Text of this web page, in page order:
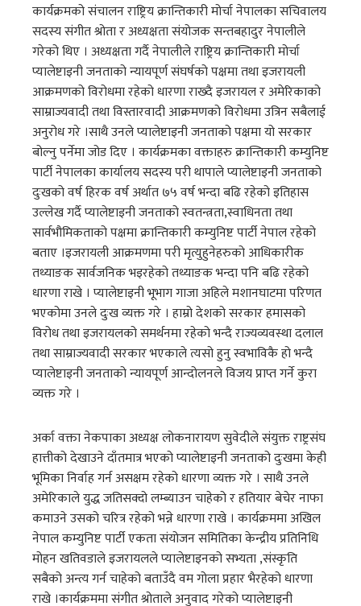
कार्यक्रमको संचालन राष्ट्रिय क्रान्तिकारी मोर्चा नेपालका सचिवालय
सदस्य संगीत श्रोता र अध्यक्षता संयोजक सन्तबहादुर नेपालीले
गरेको थिए । अध्यक्षता गर्दै नेपालीले राष्ट्रिय क्रान्तिकारी मोर्चा
प्यालेष्टाइनी जनताको न्यायपूर्ण संघर्षको पक्षमा तथा इजरायली
आक्रमणको विरोधमा रहेको धारणा राख्दै इजरायल र अमेरिकाको
साम्राज्यवादी तथा विस्तारवादी आक्रमणको विरोधमा उत्रिन सबैलाई
अनुरोध गरे ।साथै उनले प्यालेष्टाइनी जनताको पक्षमा यो सरकार
बोल्नु पर्नेमा जोड दिए । कार्यक्रमका वक्ताहरु क्रान्तिकारी कम्युनिष्ट
पार्टी नेपालका कार्यालय सदस्य परी थापाले प्यालेष्टाइनी जनताको
दुःखको वर्ष हिरक वर्ष अर्थात ७५ वर्ष भन्दा बढि रहेको इतिहास
उल्लेख गर्दै प्यालेष्टाइनी जनताको स्वतन्त्रता,स्वाधिनता तथा
सार्वभौमिकताको पक्षमा क्रान्तिकारी कम्युनिष्ट पार्टी नेपाल रहेको
बताए ।इजरायली आक्रमणमा परी मृत्युहुनेहरुको आधिकारीक
तथ्याङक सार्वजनिक भइरहेको तथ्याङक भन्दा पनि बढि रहेको
धारणा राखे । प्यालेष्टाइनी भूभाग गाजा अहिले मशानघाटमा परिणत
भएकोमा उनले दुःख व्यक्त गरे । हाम्रो देशको सरकार हमासको
विरोध तथा इजरायलको समर्थनमा रहेको भन्दै राज्यव्यवस्था दलाल
तथा साम्राज्यवादी सरकार भएकाले त्यसो हुनु स्वभाविकै हो भन्दै
प्यालेष्टाइनी जनताको न्यायपूर्ण आन्दोलनले विजय प्राप्त गर्ने कुरा
व्यक्त गरे ।
अर्का वक्ता नेकपाका अध्यक्ष लोकनारायण सुवेदीले संयुक्त राष्ट्रसंघ
हात्तीको देखाउने दाँतमात्र भएको प्यालेष्टाइनी जनताको दुःखमा केही
भूमिका निर्वाह गर्न असक्षम रहेको धारणा व्यक्त गरे । साथै उनले
अमेरिकाले युद्ध जतिसक्दो लम्ब्याउन चाहेको र हतियार बेचेर नाफा
कमाउने उसको चरित्र रहेको भन्ने धारणा राखे । कार्यक्रममा अखिल
नेपाल कम्युनिष्ट पार्टी एकता संयोजन समितिका केन्द्रीय प्रतिनिधि
मोहन खतिवडाले इजरायलले प्यालेष्टाइनको सभ्यता ,संस्कृति
सबैको अन्त्य गर्न चाहेको बताउँदै वम गोला प्रहार भैरहेको धारणा
राखे ।कार्यक्रममा संगीत श्रोताले अनुवाद गरेको प्यालेष्टाइनी